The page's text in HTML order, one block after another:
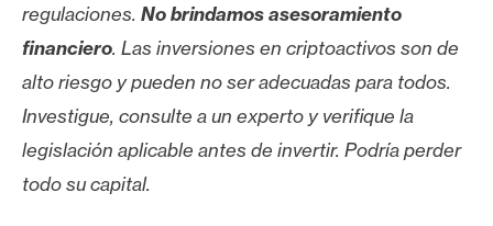
regulaciones. No brindamos asesoramiento
financiero. Las inversiones en criptoactivos son de
alto riesgo y pueden no ser adecuadas para todos.
Investigue, consulte a un experto y verifique la
legislación aplicable antes de invertir. Podría perder
todo su capital.